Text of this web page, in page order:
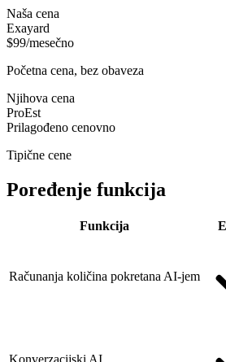
Naša cena
Exayard
$99/mesečno
Početna cena, bez obaveza
Njihova cena
ProEst
Prilagođeno cenovno
Tipične cene
Poređenje funkcija
Funkcija
Računanja količina pokretana AI-jem